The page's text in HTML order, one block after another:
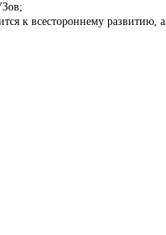
к всестороннему